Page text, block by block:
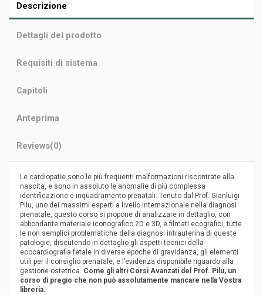
Descrizione
Dettagli del prodotto
Requisiti di sistema
Capitoli
Anteprima
Reviews(0)
Le cardiopatie sono le più frequenti malformazioni riscontrate alla
nascita, e sono in assoluto le anomalie di più complessa
identificazione e inquadramento prenatali. Tenuto dal Prof. Gianluigi
Pilu, uno dei massimi esperti a livello internazionale nella diagnosi
prenatale, questo corso si propone di analizzare in dettaglio, con
abbondante materiale iconografico 2D e 3D, e filmati ecografici, tutte
le non semplici problematiche della diagnosi intrauterina di queste
patologie, discutendo in dettaglio gli aspetti tecnici della
ecocardiografia fetale in diverse epoche di gravidanza, gli elementi
utili per il consiglio prenatale, e l’evidenza disponibile riguardo alla
gestione ostetrica. Come gli altri Corsi Avanzati del Prof. Pilu, un
corso di pregio che non può assolutamente mancare nella Vostra
libreria.